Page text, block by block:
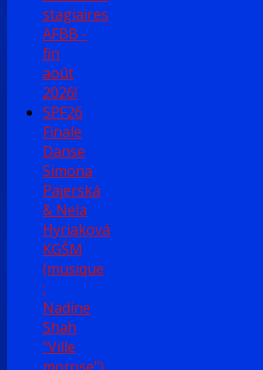
stagiaires
AFBB -
fin
août
2026!
SPF26
Finale
Danse
Simona
Pajerská
& Nela
Hyriaková
KGŠM
(musique
:
Nadine
Shah
"Ville